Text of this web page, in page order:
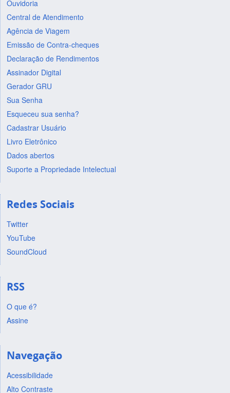
Ouvidoria
Central de Atendimento
Agência de Viagem
Emissão de Contra-cheques
Declaração de Rendimentos
Assinador Digital
Gerador GRU
Sua Senha
Esqueceu sua senha?
Cadastrar Usuário
Livro Eletrônico
Dados abertos
Suporte a Propriedade Intelectual
Redes Sociais
Twitter
YouTube
SoundCloud
RSS
O que é?
Assine
Navegação
Acessibilidade
Alto Contraste